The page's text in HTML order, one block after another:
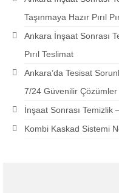
Taşınmaya Hazır Pırıl
Ankara İnşaat Sonrası
Pırıl Teslimat
Ankara’da Tesisat
7/24 Güvenilir Çözümler
İnşaat Sonrası Temizlik
Kombi Kaskad Sistemi